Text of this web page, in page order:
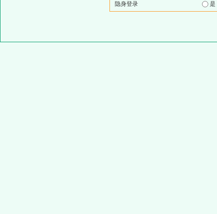
隐身登录